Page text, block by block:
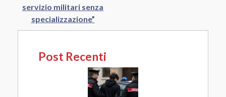
servizio militari senza
specializzazione”
Post Recenti